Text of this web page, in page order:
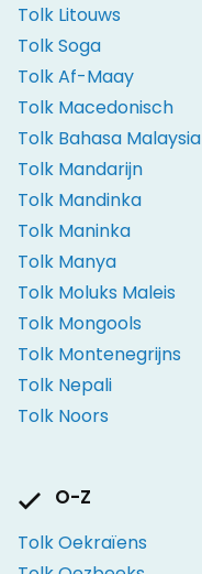
Tolk Litouws
Tolk Soga
Tolk Af-Maay
Tolk Macedonisch
Tolk Bahasa Malaysia
Tolk Mandarijn
Tolk Mandinka
Tolk Maninka
Tolk Manya
Tolk Moluks Maleis
Tolk Mongools
Tolk Montenegrijns
Tolk Nepali
Tolk Noors
O-Z
Tolk Oekraïens